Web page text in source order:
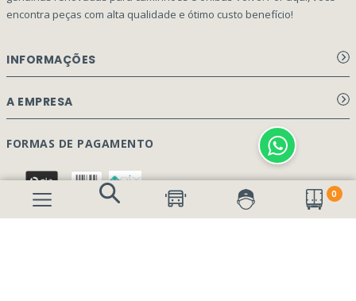
0
encontra peças com alta qualidade e ótimo custo benefício!
INFORMAÇÕES
Aviso de privacidade Dex Peças
Perguntas Frequentes
Formulário Garantia/Devolução
A EMPRESA
Página Principal
Quem Somos
Nossa Cultura
FORMAS DE PAGAMENTO
SEGURANÇA E PRIVACIDADE